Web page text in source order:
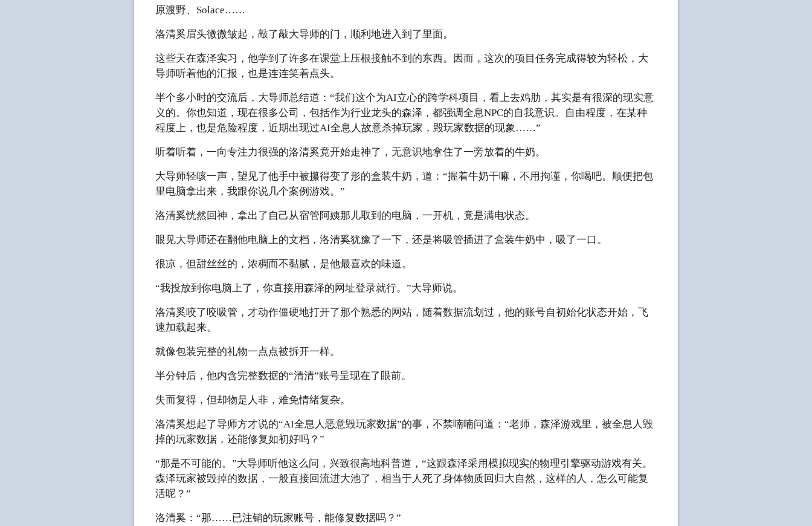
原渡野、Solace……
洛清奚眉头微微皱起，敲了敲大导师的门，顺利地进入到了里面。
这些天在森泽实习，他学到了许多在课堂上压根接触不到的东西。因而，这次的项目任务完成得较为轻松，大
导师听着他的汇报，也是连连笑着点头。
半个多小时的交流后，大导师总结道：“我们这个为AI立心的跨学科项目，看上去鸡肋，其实是有很深的现实意
义的。你也知道，现在很多公司，包括作为行业龙头的森泽，都强调全息NPC的自我意识。自由程度，在某种
程度上，也是危险程度，近期出现过AI全息人故意杀掉玩家，毁玩家数据的现象……”
听着听着，一向专注力很强的洛清奚竟开始走神了，无意识地拿住了一旁放着的牛奶。
大导师轻咳一声，望见了他手中被攥得变了形的盒装牛奶，道：“握着牛奶干嘛，不用拘谨，你喝吧。顺便把包
里电脑拿出来，我跟你说几个案例游戏。”
洛清奚恍然回神，拿出了自己从宿管阿姨那儿取到的电脑，一开机，竟是满电状态。
眼见大导师还在翻他电脑上的文档，洛清奚犹豫了一下，还是将吸管插进了盒装牛奶中，吸了一口。
很凉，但甜丝丝的，浓稠而不黏腻，是他最喜欢的味道。
“我投放到你电脑上了，你直接用森泽的网址登录就行。”大导师说。
洛清奚咬了咬吸管，才动作僵硬地打开了那个熟悉的网站，随着数据流划过，他的账号自初始化状态开始，飞
速加载起来。
就像包装完整的礼物一点点被拆开一样。
半分钟后，他内含完整数据的“清清”账号呈现在了眼前。
失而复得，但却物是人非，难免情绪复杂。
洛清奚想起了导师方才说的“AI全息人恶意毁玩家数据”的事，不禁喃喃问道：“老师，森泽游戏里，被全息人毁
掉的玩家数据，还能修复如初好吗？”
“那是不可能的。”大导师听他这么问，兴致很高地科普道，“这跟森泽采用模拟现实的物理引擎驱动游戏有关。
森泽玩家被毁掉的数据，一般直接回流进大池了，相当于人死了身体物质回归大自然，这样的人，怎么可能复
活呢？”
洛清奚：“那……已注销的玩家账号，能修复数据吗？”